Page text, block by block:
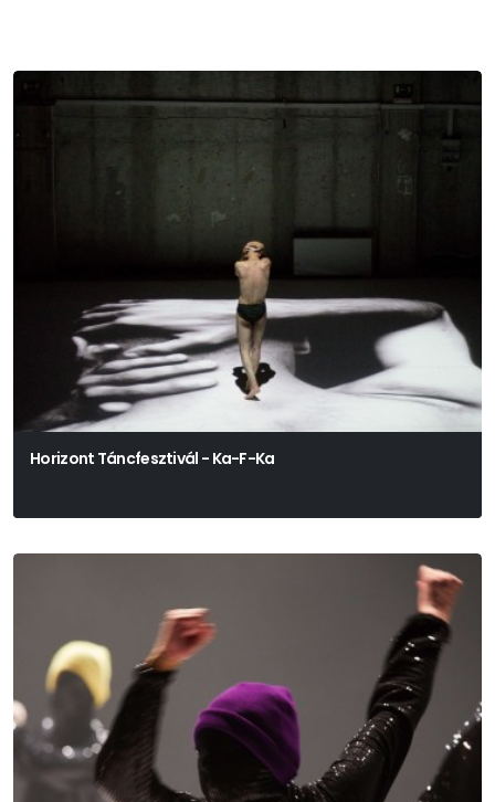
Horizont Táncfesztivál - Ka-F-Ka